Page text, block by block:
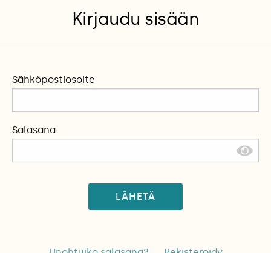
Kirjaudu sisään
Sähköpostiosoite
Salasana
LÄHETÄ